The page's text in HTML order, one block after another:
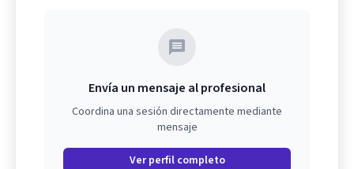
Envía un mensaje al profesional
Coordina una sesión directamente mediante
mensaje
Ver perfil completo